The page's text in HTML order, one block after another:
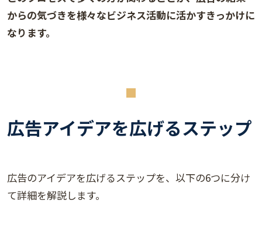
からの気づきを様々なビジネス活動に活かすきっかけに
なります。
広告アイデアを広げるステップ
広告のアイデアを広げるステップを、以下の6つに分け
て詳細を解説します。